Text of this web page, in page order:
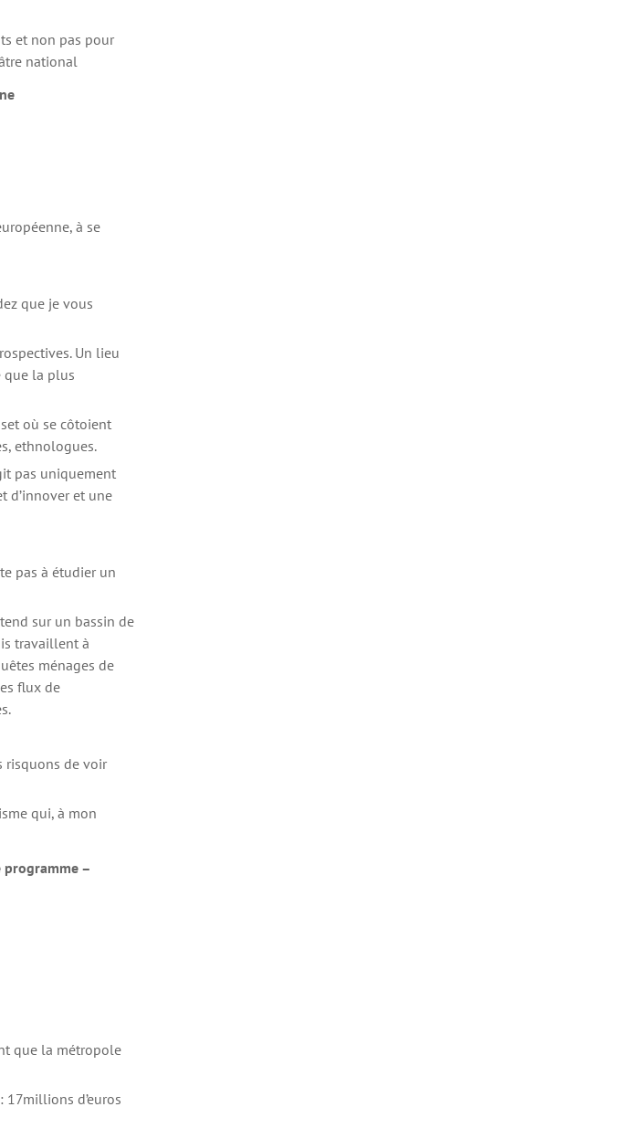
et non pas pour
national
à se
que je vous
Un lieu
que la plus
où se côtoient
ethnologues.
pas uniquement
d’innover et une
pas à étudier un
sur un bassin de
travaillent à
ménages de
flux de
risquons de voir
qui, à mon
–
que la métropole
17millions d’euros